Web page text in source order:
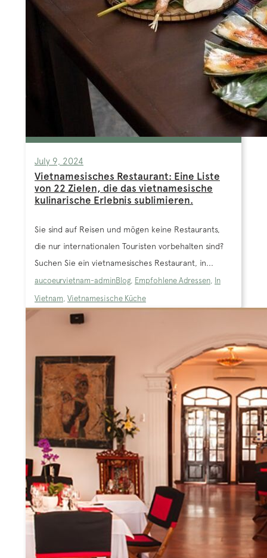
July 9, 2024
Vietnamesisches Restaurant: Eine Liste
von 22 Zielen, die das vietnamesische
kulinarische Erlebnis sublimieren.
Sie sind auf Reisen und mögen keine Restaurants,
die nur internationalen Touristen vorbehalten sind?
Suchen Sie ein vietnamesisches Restaurant, in...
aucoeurvietnam-adminBlog, Empfohlene Adressen, In
Vietnam, Vietnamesische Küche